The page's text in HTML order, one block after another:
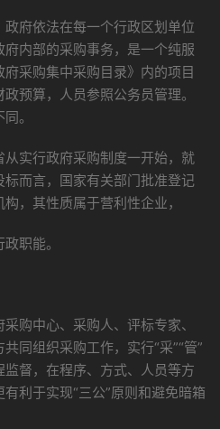
府依法在每一个行政区划单位
内部的采购事务，是一个纯服
采购集中采购目录》内的项目
预算，人员参照公务员管理。
。
实行政府采购制度一开始，就
而言，国家有关部门批准登记
，其性质属于营利性企业，
职能。
购中心、采购人、评标专家、
同组织采购工作，实行“采”“管”
督，在程序、方式、人员等方
利于实现“三公”原则和避免暗箱